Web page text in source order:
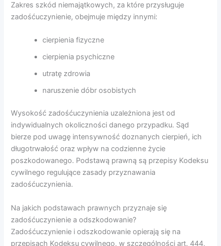
Zakres szkód niemajątkowych, za które przysługuje
zadośćuczynienie, obejmuje między innymi:
cierpienia fizyczne
cierpienia psychiczne
utratę zdrowia
naruszenie dóbr osobistych
Wysokość zadośćuczynienia uzależniona jest od
indywidualnych okoliczności danego przypadku. Sąd
bierze pod uwagę intensywność doznanych cierpień, ich
długotrwałość oraz wpływ na codzienne życie
poszkodowanego. Podstawą prawną są przepisy Kodeksu
cywilnego regulujące zasady przyznawania
zadośćuczynienia.
Na jakich podstawach prawnych przyznaje się
zadośćuczynienie a odszkodowanie?
Zadośćuczynienie i odszkodowanie opierają się na
przepisach Kodeksu cywilnego, w szczególności art. 444,